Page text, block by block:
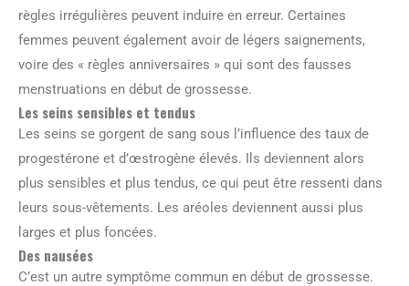
règles irrégulières peuvent induire en erreur. Certaines
femmes peuvent également avoir de légers saignements,
voire des « règles anniversaires » qui sont des fausses
menstruations en début de grossesse.
Les seins sensibles et tendus
Les seins se gorgent de sang sous l’influence des taux de
progestérone et d’œstrogène élevés. Ils deviennent alors
plus sensibles et plus tendus, ce qui peut être ressenti dans
leurs sous-vêtements. Les aréoles deviennent aussi plus
larges et plus foncées.
Des nausées
C’est un autre symptôme commun en début de grossesse.